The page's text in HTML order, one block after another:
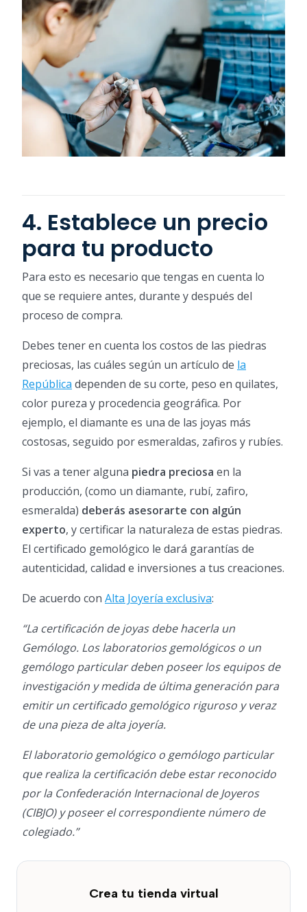
4. Establece un precio
para tu producto
Para esto es necesario que tengas en cuenta lo
que se requiere antes, durante y después del
proceso de compra.
Debes tener en cuenta los costos de las piedras
preciosas, las cuáles según un artículo de la
República dependen de su corte, peso en quilates,
color pureza y procedencia geográfica. Por
ejemplo, el diamante es una de las joyas más
costosas, seguido por esmeraldas, zafiros y rubíes.
Si vas a tener alguna piedra preciosa en la
producción, (como un diamante, rubí, zafiro,
esmeralda) deberás asesorarte con algún
experto, y certificar la naturaleza de estas piedras.
El certificado gemológico le dará garantías de
autenticidad, calidad e inversiones a tus creaciones.
De acuerdo con Alta Joyería exclusiva:
“La certificación de joyas debe hacerla un
Gemólogo. Los laboratorios gemológicos o un
gemólogo particular deben poseer los equipos de
investigación y medida de última generación para
emitir un certificado gemológico riguroso y veraz
de una pieza de alta joyería.
El laboratorio gemológico o gemólogo particular
que realiza la certificación debe estar reconocido
por la Confederación Internacional de Joyeros
(CIBJO) y poseer el correspondiente número de
colegiado.”
Crea tu tienda virtual